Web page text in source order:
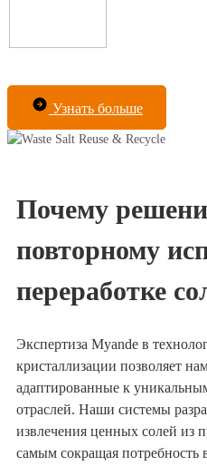
Узнать больше
Почему
повторному
переработке
Экспертиза Myande в
кристаллизации позволяет
адаптированные к
отраслей. Наши системы
извлечения ценных солей из
самым сокращая потребность